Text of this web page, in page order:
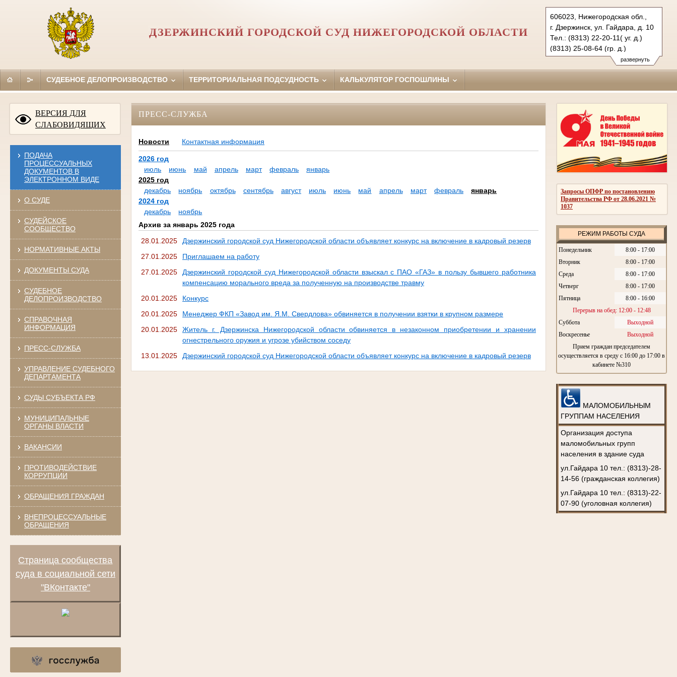
развернуть
606023, Нижегородская обл.,
г. Дзержинск, ул. Гайдара, д. 10
Тел.: (8313) 22-20-11( уг. д.)
(8313) 25-08-64 (гр. д.)
dzerginsky.nnov@sudrf.ru
ДЗЕРЖИНСКИЙ ГОРОДСКОЙ СУД НИЖЕГОРОДСКОЙ ОБЛАСТИ
СУДЕБНОЕ ДЕЛОПРОИЗВОДСТВО ТЕРРИТОРИАЛЬНАЯ ПОДСУДНОСТЬ КАЛЬКУЛЯТОР ГОСПОШЛИНЫ
ВЕРСИЯ ДЛЯ
СЛАБОВИДЯЩИХ
ПОДАЧА
ПРОЦЕССУАЛЬНЫХ
ДОКУМЕНТОВ В
ЭЛЕКТРОННОМ ВИДЕ
О СУДЕ
СУДЕЙСКОЕ
СООБЩЕСТВО
НОРМАТИВНЫЕ АКТЫ
ДОКУМЕНТЫ СУДА
СУДЕБНОЕ
ДЕЛОПРОИЗВОДСТВО
СПРАВОЧНАЯ
ИНФОРМАЦИЯ
ПРЕСС-СЛУЖБА
УПРАВЛЕНИЕ СУДЕБНОГО
ДЕПАРТАМЕНТА
СУДЫ СУБЪЕКТА РФ
МУНИЦИПАЛЬНЫЕ
ОРГАНЫ ВЛАСТИ
ВАКАНСИИ
ПРОТИВОДЕЙСТВИЕ
КОРРУПЦИИ
ОБРАЩЕНИЯ ГРАЖДАН
ВНЕПРОЦЕССУАЛЬНЫЕ
ОБРАЩЕНИЯ
Страница сообщества
суда в социальной сети
"ВКонтакте"
Запросы ОПФР по постановлению
Правительства РФ от 28.06.2021 №
1037
РЕЖИМ РАБОТЫ СУДА
Понедельник
8:00 - 17:00
Вторник
8:00 - 17:00
Среда
8:00 - 17:00
Четверг
8:00 - 17:00
Пятница
8:00 - 16:00
Перерыв на обед: 12:00 - 12:48
Суббота
Выходной
Воскресенье
Выходной
Прием граждан председателем
осуществляется в среду с 16:00 до 17:00 в
кабинете №310
МАЛОМОБИЛЬНЫМ
ГРУППАМ НАСЕЛЕНИЯ
Организация доступа
маломобильных групп
населения в здание суда
ул.Гайдара 10 тел.: (8313)-28-
14-56 (гражданская коллегия)
ул.Гайдара 10 тел.: (8313)-22-
07-90 (уголовная коллегия)
ПРЕСС-СЛУЖБА
Новости Контактная информация
2026 год
июль
июнь май апрель март февраль
январь
2025 год
декабрь
ноябрь октябрь сентябрь август июль июнь май апрель март февраль
январь
2024 год
декабрь
ноябрь
Архив за январь 2025 года
28.01.2025
Дзержинский городской суд Нижегородской области объявляет конкурс на включение в кадровый резерв
27.01.2025
Приглашаем на работу
27.01.2025
Дзержинский городской суд Нижегородской области взыскал с ПАО «ГАЗ» в пользу бывшего работника
компенсацию морального вреда за полученную на производстве травму
20.01.2025
Конкурс
20.01.2025
Менеджер ФКП «Завод им. Я.М. Свердлова» обвиняется в получении взятки в крупном размере
20.01.2025
Житель г. Дзержинска Нижегородской области обвиняется в незаконном приобретении и хранении
огнестрельного оружия и угрозе убийством соседу
13.01.2025
Дзержинский городской суд Нижегородской области объявляет конкурс на включение в кадровый резерв